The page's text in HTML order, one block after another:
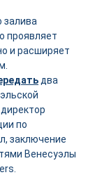
залива
проявляет
и расширяет
два
по
заключение
Венесуэлы